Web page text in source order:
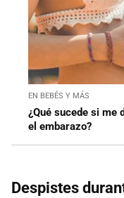
EN BEBÉS Y MÁS
¿Qué sucede si me
el embarazo?
Despistes